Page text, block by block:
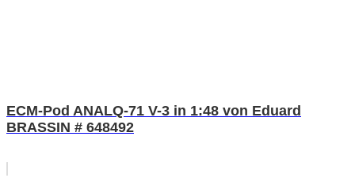
ECM-Pod ANALQ-71 V-3 in 1:48 von Eduard
BRASSIN # 648492